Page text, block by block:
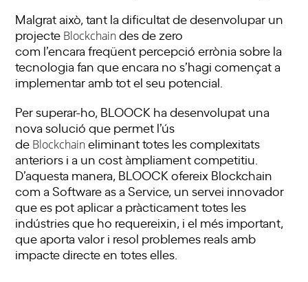
Malgrat això, tant la dificultat de desenvolupar un
projecte Blockchaindes de zero
com l’encara freqüent percepció errònia sobre la
tecnologia fan que encara no s’hagi començat a
implementar amb tot el seu potencial.
Per superar-ho, BLOOCK ha desenvolupat una
nova solució que permet l’ús
de Blockchaineliminant totes les complexitats
anteriors i a un cost àmpliament competitiu.
D’aquesta manera, BLOOCK ofereix Blockchain
com a Software as a Service, un servei innovador
que es pot aplicar a pràcticament totes les
indústries que ho requereixin, i el més important,
que aporta valor i resol problemes reals amb
impacte directe en totes elles.